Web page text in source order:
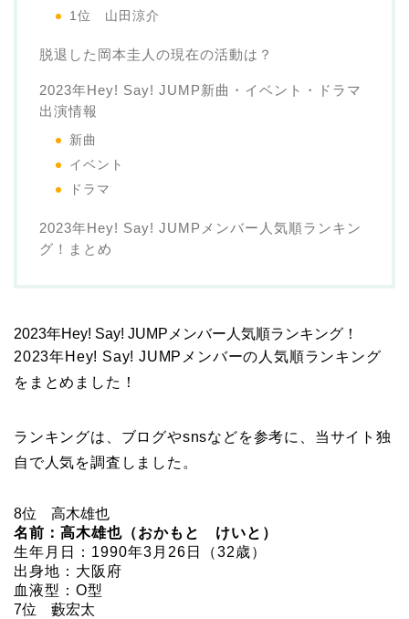
1位 山田涼介
脱退した岡本圭人の現在の活動は？
2023年Hey! Say! JUMP新曲・イベント・ドラマ
出演情報
新曲
イベント
ドラマ
2023年Hey! Say! JUMPメンバー人気順ランキン
グ！まとめ
2023年Hey! Say! JUMPメンバー人気順ランキング！
2023年Hey! Say! JUMPメンバーの人気順ランキング
をまとめました！
ランキングは、ブログやsnsなどを参考に、当サイト独
自で人気を調査しました。
8位 高木雄也
名前：高木雄也（おかもと けいと）
生年月日：1990年3月26日（32歳）
出身地：大阪府
血液型：O型
7位 藪宏太